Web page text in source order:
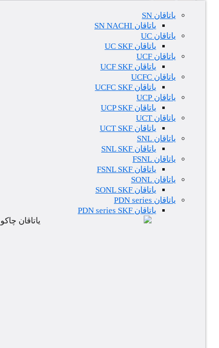
یاتاقان SN
یاتاقان SN NACHI
یاتاقان UC
یاتاقان UC SKF
یاتاقان UCF
یاتاقان UCF SKF
یاتاقان UCFC
یاتاقان UCFC SKF
یاتاقان UCP
یاتاقان UCP SKF
یاتاقان UCT
یاتاقان UCT SKF
یاتاقان SNL
یاتاقان SNL SKF
یاتاقان FSNL
یاتاقان FSNL SKF
یاتاقان SONL
یاتاقان SONL SKF
یاتاقان PDN series
یاتاقان PDN series SKF